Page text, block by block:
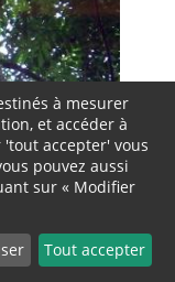
à mesurer
et accéder à
accepter' vous
pouvez aussi
sur « Modifier
Tout accepter